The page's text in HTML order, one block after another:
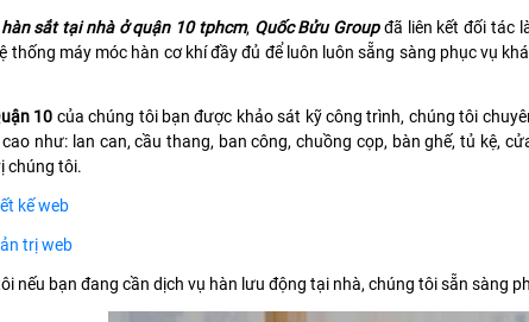
hàn sắt tại nhà ở quận 10 tphcm, Quốc Bửu Groupđã liên kết đối tác
thống máy móc hàn cơ khí đầy đủ để luôn luôn sẵng sàng phục vụ
10 của chúng tôi bạn được khảo sát kỹ công trình, chúng tôi
như: lan can, cầu thang, ban công, chuồng cọp, bàn ghế, tủ kệ,
chúng tôi.
kế web
trị web
nếu bạn đang cần dịch vụ hàn lưu động tại nhà, chúng tôi sẵn sàng